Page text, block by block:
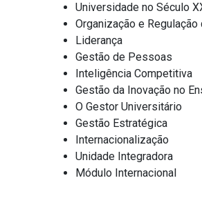
Universidade no Século
Organização e
Liderança
Gestão de Pessoas
Inteligência Competitiva
Gestão da Inovação no
O Gestor Universitário
Gestão Estratégica
Internacionalização
Unidade Integradora
Módulo Internacional